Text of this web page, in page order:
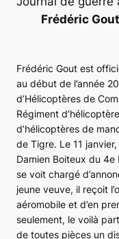
Frédéric Gout
Frédéric Gout est
au début de l’année
d’Hélicoptères de
Régiment
d’hélicoptères de
de Tigre. Le 11
Damien Boiteux du 4e
se voit chargé
jeune veuve, il reçoit
aéromobile et d’en
seulement, le voilà
de toutes pièces un